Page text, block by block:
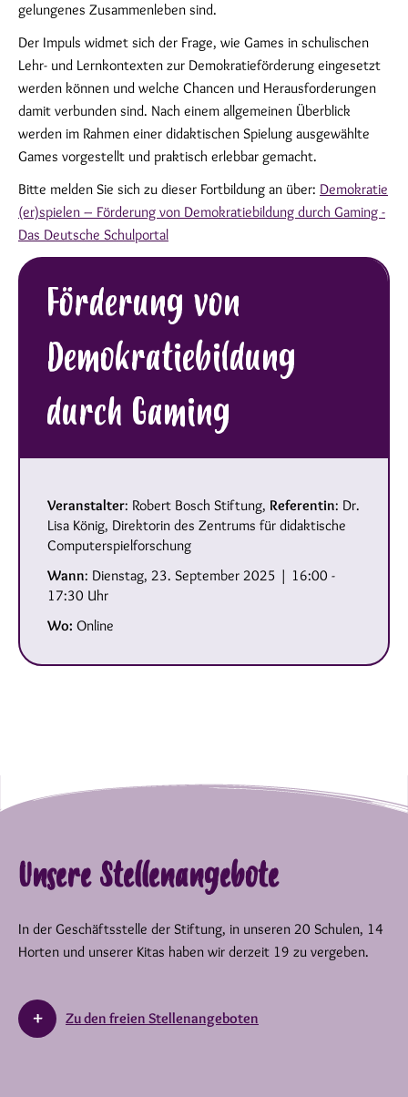
gelungenes Zusammenleben sind.
Der Impuls widmet sich der Frage, wie Games in schulischen
Lehr- und Lernkontexten zur Demokratieförderung eingesetzt
werden können und welche Chancen und Herausforderungen
damit verbunden sind. Nach einem allgemeinen Überblick
werden im Rahmen einer didaktischen Spielung ausgewählte
Games vorgestellt und praktisch erlebbar gemacht.
Bitte melden Sie sich zu dieser Fortbildung an über: Demokratie
(er)spielen – Förderung von Demokratiebildung durch Gaming -
Das Deutsche Schulportal
Förderung von
Demokratiebildung
durch Gaming
Veranstalter: Robert Bosch Stiftung, Referentin: Dr.
Lisa König, Direktorin des Zentrums für didaktische
Computerspielforschung
Wann: Dienstag, 23. September 2025 | 16:00 -
17:30 Uhr
Wo: Online
Unsere Stellenangebote
In der Geschäftsstelle der Stiftung, in unseren 20 Schulen, 14
Horten und unserer Kitas haben wir derzeit 19 zu vergeben.
Zu den freien Stellenangeboten